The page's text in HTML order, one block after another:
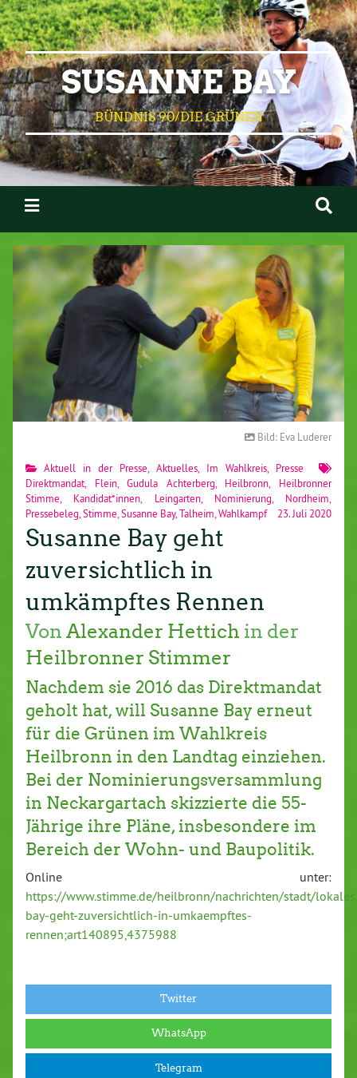
SUSANNE BAY
BÜNDNIS 90/DIE GRÜNEN
Bild: Eva Luderer
Aktuell in der Presse Aktuelles Im Wahlkreis
Presse
Direktmandat
Flein,Gudula Achterberg Heilbronn
Heilbronner
Stimme
Kandidat*innen Leingarten, Nominierung Nordheim
Pressebeleg Stimme Susanne Bay, Talheim Wahlkampf 23. Juli 2020
Susanne Bay geht
zuversichtlich in
umkämpftes Rennen
Von Alexander Hettich in der
Heilbronner Stimmer
Nachdem sie 2016 das Direktmandat
geholt hat, will Susanne Bay erneut
für die Grünen im Wahlkreis
Heilbronn in den Landtag einziehen.
Bei der Nominierungsversammlung
in Neckargartach skizzierte die 55-
Jährige ihre Pläne, insbesondere im
Bereich der Wohn- und Baupolitik.
Online unter:
https://www.stimme.de/heilbronn/nachrichten/stadt/
bay-geht-zuversichtlich-in-umkaempftes-
rennen;art140895,4375988
Twitter
WhatsApp
Telegram